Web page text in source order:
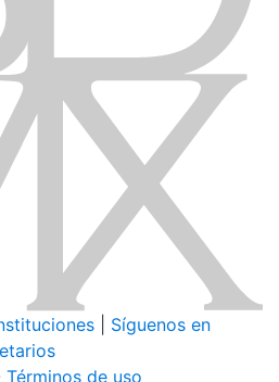
Síguenos en
de uso